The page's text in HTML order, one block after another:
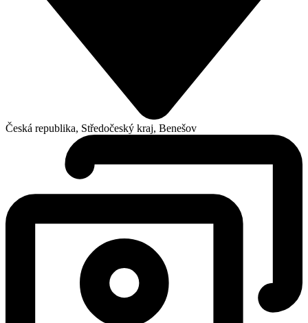
Česká republika, Středočeský kraj, Benešov